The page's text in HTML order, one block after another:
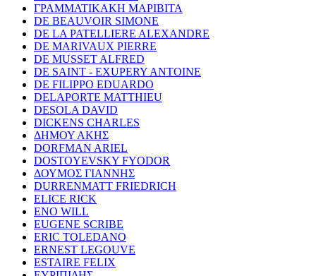
ΓΡΑΜΜΑΤΙΚΑΚΗ ΜΑΡΙΒΙΤΑ
DE BEAUVOIR SIMONE
DE LA PATELLIERE ALEXANDRE
DE MARIVAUX PIERRE
DE MUSSET ALFRED
DE SAINT - EXUPERY ANTOINE
DE FILIPPO EDUARDO
DELAPORTE MATTHIEU
DESOLA DAVID
DICKENS CHARLES
ΔΗΜΟΥ ΑΚΗΣ
DORFMAN ARIEL
DOSTOYEVSKY FYODOR
ΔΟΥΜΟΣ ΓΙΑΝΝΗΣ
DURRENMATT FRIEDRICH
ELICE RICK
ENO WILL
EUGENE SCRIBE
ERIC TOLEDANO
ERNEST LEGOUVE
ESTAIRE FELIX